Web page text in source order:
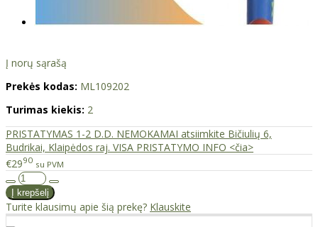
Į norų sąrašą
Prekės kodas: ML109202
Turimas kiekis: 2
PRISTATYMAS 1-2 D.D. NEMOKAMAI atsiimkite Bičiulių 6,
Budrikai, Klaipėdos raj. VISA PRISTATYMO INFO <čia>
€2990 su PVM
Turite klausimų apie šią prekę? Klauskite